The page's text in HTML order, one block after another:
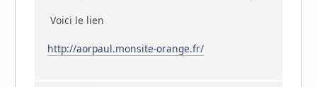
Voici le lien
http://aorpaul.monsite-orange.fr/